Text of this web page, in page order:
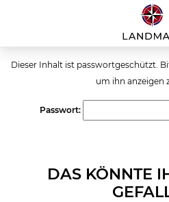
Dieser Inhalt ist passwortgeschützt.
um ihn anzeigen
Passwort:
DAS KÖNNTE